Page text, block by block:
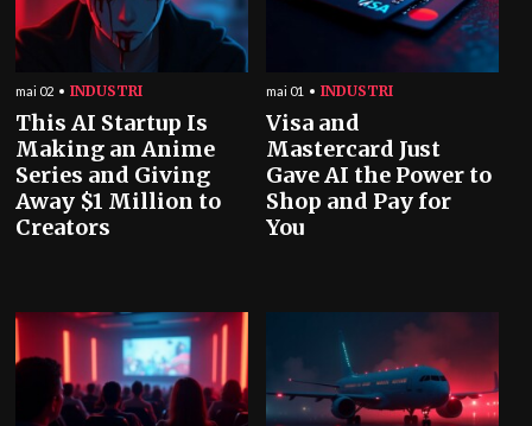
mai 02 INDUSTRI
This AI Startup Is
Making an Anime
Series and Giving
Away $1 Million to
Creators
mai 01 INDUSTRI
Visa and
Mastercard Just
Gave AI the Power to
Shop and Pay for
You